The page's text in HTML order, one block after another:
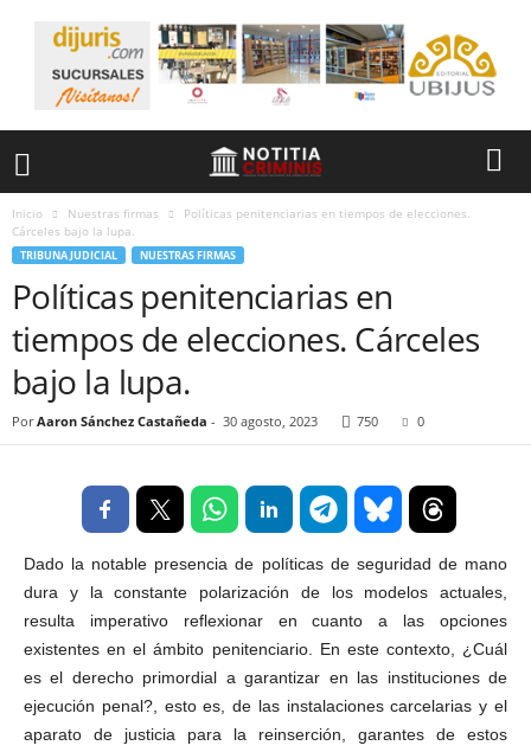
Inicio Nuestras firmas
Políticas penitenciarias en tiempos de elecciones.
Cárceles bajo la lupa.
TRIBUNA JUDICIAL NUESTRAS FIRMAS
Políticas penitenciarias en
tiempos de elecciones. Cárceles
bajo la lupa.
Por Aaron Sánchez Castañeda - 30 agosto, 2023 750 0
Dado la notable presencia de políticas de seguridad de mano
dura y la constante polarización de los modelos actuales,
resulta imperativo reflexionar en cuanto a las opciones
existentes en el ámbito penitenciario. En este contexto, ¿Cuál
es el derecho primordial a garantizar en las instituciones de
ejecución penal?, esto es, de las instalaciones carcelarias y el
aparato de justicia para la reinserción, garantes de estos